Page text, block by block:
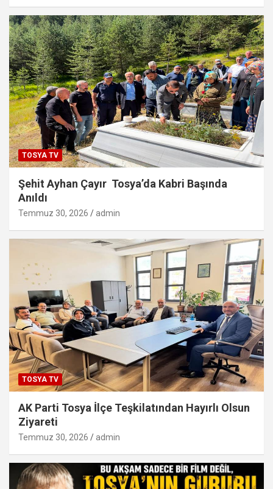
TOSYA TV
Şehit Ayhan Çayır Tosya’da Kabri Başında
Anıldı
Temmuz 30, 2026 admin
TOSYA TV
AK Parti Tosya İlçe Teşkilatından Hayırlı Olsun
Ziyareti
Temmuz 30, 2026 admin